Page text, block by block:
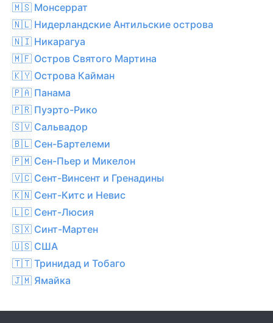
🇲🇸 Монсеррат
🇳🇱 Нидерландские Антильские острова
🇳🇮 Никарагуа
🇲🇫 Остров Святого Мартина
🇰🇾 Острова Кайман
🇵🇦 Панама
🇵🇷 Пуэрто-Рико
🇸🇻 Сальвадор
🇧🇱 Сен-Бартелеми
🇵🇲 Сен-Пьер и Микелон
🇻🇨 Сент-Винсент и Гренадины
🇰🇳 Сент-Китс и Невис
🇱🇨 Сент-Люсия
🇸🇽 Синт-Мартен
🇺🇸 США
🇹🇹 Тринидад и Тобаго
🇯🇲 Ямайка